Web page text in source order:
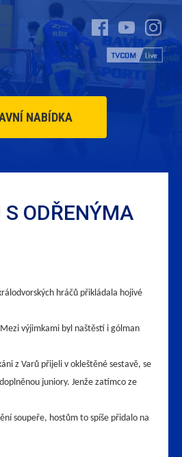
NABÍDKA
ODŘENÝMA
hráčů přikládala hojivé
výjimkami byl naštěstí i gólman
z Varů přijeli v okleštěné sestavě, se
juniory. Jenže zatímco ze
soupeře, hostům to spíše přidalo na